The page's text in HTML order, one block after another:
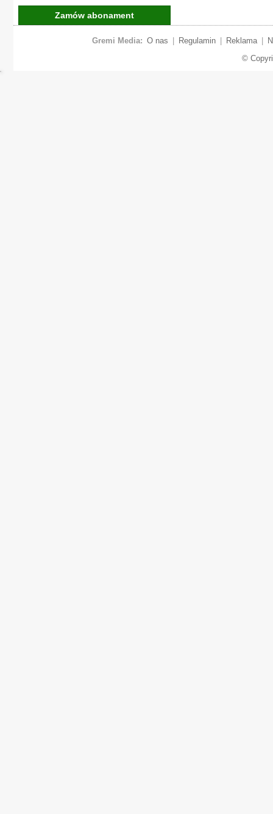
Zamów abonament
Gremi Media: O nas Regulamin Reklama
©